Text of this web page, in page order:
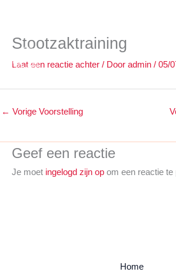
Stootzaktraining
Laat een reactie achter / Door admin / 05/
← Vorige Voorstelling
Geef een reactie
Je moet ingelogd zijn op om een reactie te
Home